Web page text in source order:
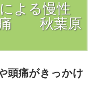
よる慢性
痛 秋葉原
頭痛がきっかけ